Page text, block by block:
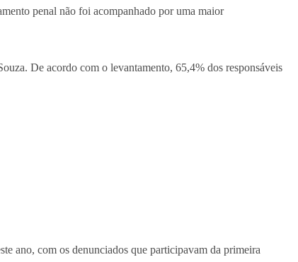
penal não foi acompanhado por uma maior
De acordo com o levantamento, 65,4% dos responsáveis
ano, com os denunciados que participavam da primeira